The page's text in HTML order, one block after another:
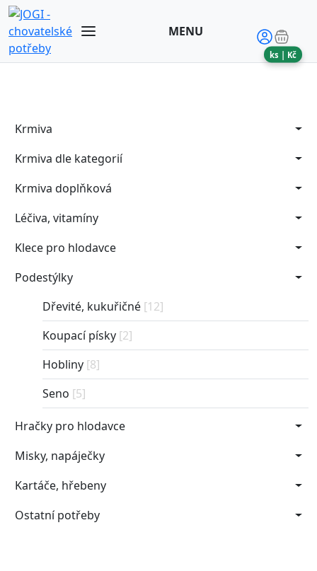
MENU
ks | Kč
Krmiva
Krmiva dle kategorií
Krmiva doplňková
Léčiva, vitamíny
Klece pro hlodavce
Podestýlky
Dřevité, kukuřičné [12]
Koupací písky [2]
Hobliny [8]
Seno [5]
Hračky pro hlodavce
Misky, napáječky
Kartáče, hřebeny
Ostatní potřeby